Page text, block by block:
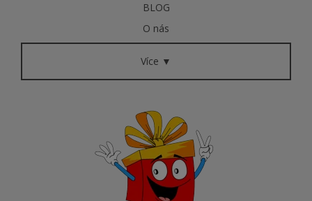
BLOG
O nás
Více ▼